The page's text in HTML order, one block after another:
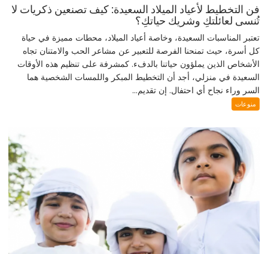
فن التخطيط لأعياد الميلاد السعيدة: كيف تصنعين ذكريات لا
تُنسى لعائلتكِ وشريك حياتكِ؟
تعتبر المناسبات السعيدة، وخاصة أعياد الميلاد، محطات مميزة في حياة
كل أسرة، حيث تمنحنا الفرصة للتعبير عن مشاعر الحب والامتنان تجاه
الأشخاص الذين يملؤون حياتنا بالدفء. كمشرفة على تنظيم هذه الأوقات
السعيدة في منزلي، أجد أن التخطيط المبكر واللمسات الشخصية هما
السر وراء نجاح أي احتفال. إن تقديم...
منوعات